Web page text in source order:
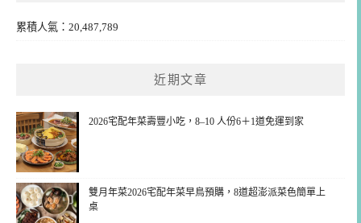
累積人氣：20,487,789
近期文章
2026宅配年菜壽豐小吃，8–10 人份6＋1道免運到家
雙月年菜2026宅配年菜早鳥預購，8道超澎派菜色簡單上
桌